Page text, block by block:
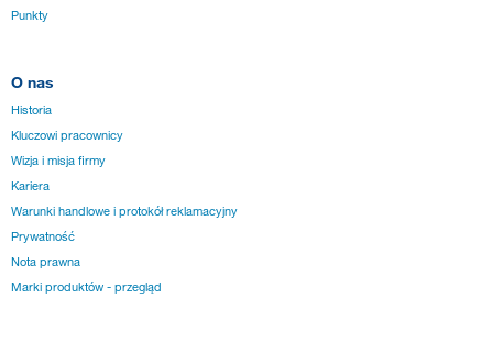
Punkty
O nas
Historia
Kluczowi pracownicy
Wizja i misja firmy
Kariera
Warunki handlowe i protokół reklamacyjny
Prywatność
Nota prawna
Marki produktów - przegląd